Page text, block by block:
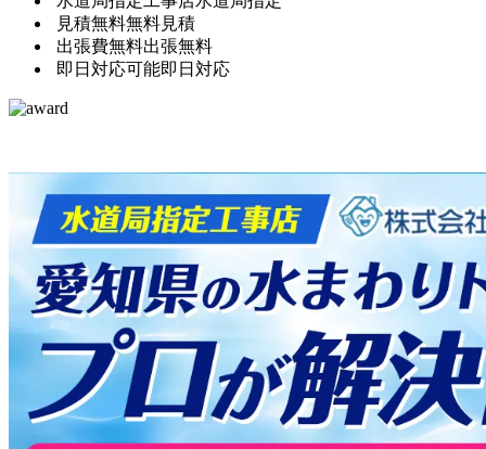
見積無料無料見積
出張費無料出張無料
即日対応可能即日対応